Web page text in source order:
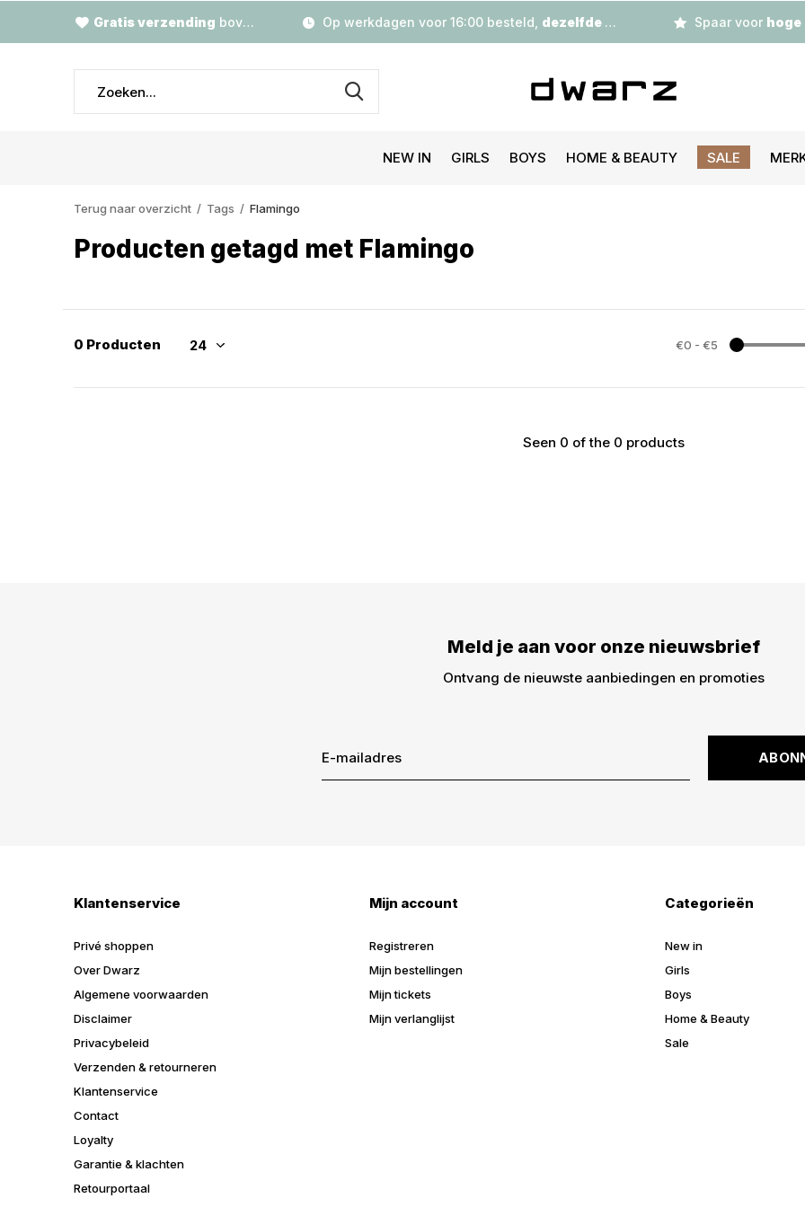
Meld je aan voor
€5,- korting op je
dingen -> nieuwe
NEW IN GIRLS BOYS HOME & BEAUTY SALE
Gratis verzending boven €79,- Op werkdagen voor 16:00 besteld, dezelfde dag verzondenSpaar voor hoge korting
Terug naar overzicht Tags Flamingo
Producten getagd met Flamingo
0 Producten €0 - €5
Seen 0 of the 0 products
Meld je aan voor onze nieuwsbrief
Ontvang de nieuwste aanbiedingen en promoties
Klantenservice
Privé shoppen
Over Dwarz
Algemene voorwaarden
Disclaimer
Privacybeleid
Verzenden & retourneren
Klantenservice
Contact
Loyalty
Garantie & klachten
Retourportaal
Mijn account
Registreren
Mijn bestellingen
Mijn tickets
Mijn verlanglijst
Categorieën
New in
Girls
Boys
Home & Beauty
Sale